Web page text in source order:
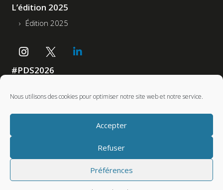
Nous utilisons des cookies pour optimiser notre site web et notre service.
Accepter
Refuser
Préférences
L’édition 2025
Édition 2025
#PDS2026
Partenaires